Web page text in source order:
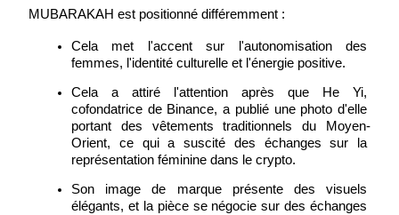
MUBARAKAH est positionné différemment :
Cela met l'accent sur l'autonomisation des
femmes, l'identité culturelle et l'énergie positive.
Cela a attiré l'attention après que He Yi,
cofondatrice de Binance, a publié une photo d'elle
portant des vêtements traditionnels du Moyen-
Orient, ce qui a suscité des échanges sur la
représentation féminine dans le crypto.
Son image de marque présente des visuels
élégants, et la pièce se négocie sur des échanges